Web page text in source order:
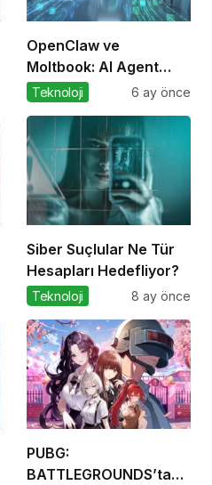
OpenClaw ve
Moltbook: AI Agent
Ekonomisinin İlk
Teknoloji 6 ay önce
Siber Suçlular Ne Tür
Hesapları Hedefliyor?
Teknoloji 8 ay önce
PUBG:
BATTLEGROUNDS’tan 1